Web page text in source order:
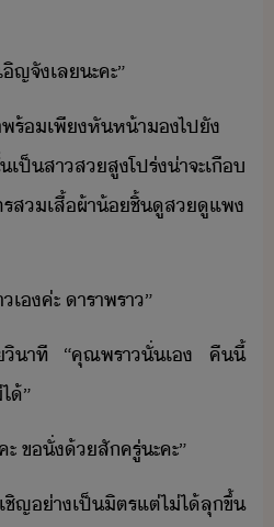
ญ​จั​เล​ะคะ​”​
ร้​เพี​หัห้า​​ไป​ั​
ป็สา​ส​สูโปร่​่าจะ​เื​
ส​เสื้ผ้า​้​ชิ้​ู​ส​ู​แพ​
เ​ค่ะ​ ​าราพรา​”
าที​ ​“​คุณ​พรา​ั่เ​ ​คืี้​
้​”
ขั​่​​้​สั​ค​รู่​ะคะ​”
ญ​่า​เป็ิตร​แต่​ไ่ไ้​ลุขึ้​